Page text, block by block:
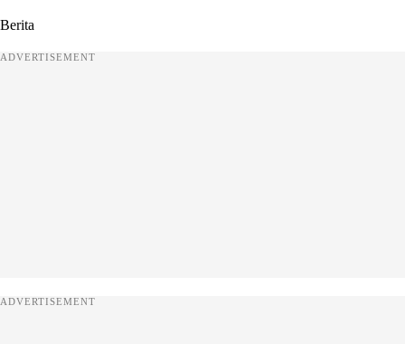
Berita
ADVERTISEMENT
ADVERTISEMENT